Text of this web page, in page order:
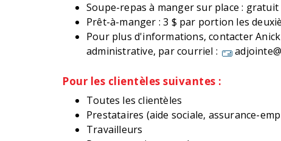
Soupe-repas à manger sur place :
Prêt-à-manger : 3 $ par portion les
Pour plus d'informations, contacter
administrative, par courriel :
Pour les clientèles suivantes :
Toutes les clientèles
Prestataires (aide sociale, assurance-
Travailleurs